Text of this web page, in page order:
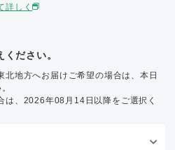
詳しく
ださい。
地方へお届けご希望の場合は、本日
、2026年08月14日以降をご選択く